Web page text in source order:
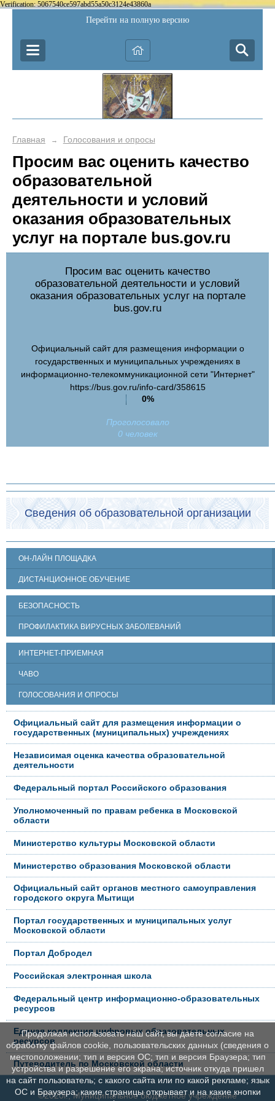
Verification: 5067540ce597abd55a50c3124e43860a
Перейти на полную версию
Главная → Голосования и опросы
Просим вас оценить качество
образовательной
деятельности и условий
оказания образовательных
услуг на портале bus.gov.ru
Просим вас оценить качество
образовательной деятельности и условий
оказания образовательных услуг на портале
bus.gov.ru
Официальный сайт для размещения информации о
государственных и муниципальных учреждениях в
информационно-телекоммуникационной сети "Интернет"
https://bus.gov.ru/info-card/358615
0%
Проголосовало
0 человек
Сведения об образовательной организации
ОН-ЛАЙН ПЛОЩАДКА
ДИСТАНЦИОННОЕ ОБУЧЕНИЕ
БЕЗОПАСНОСТЬ
ПРОФИЛАКТИКА ВИРУСНЫХ ЗАБОЛЕВАНИЙ
ИНТЕРНЕТ-ПРИЕМНАЯ
ЧАВО
ГОЛОСОВАНИЯ И ОПРОСЫ
Официальный сайт для размещения информации о
государственных (муниципальных) учреждениях
Независимая оценка качества образовательной
деятельности
Федеральный портал Российского образования
Уполномоченный по правам ребенка в Московской
области
Министерство культуры Московской области
Министерство образования Московской области
Официальный сайт органов местного самоуправления
городского округа Мытищи
Портал государственных и муниципальных услуг
Московской области
Портал Добродел
Российская электронная школа
Федеральный центр информационно-образовательных
ресурсов
Единая коллекция цифровых образовательных
ресурсов
Путеводитель по Московской области
©2020г., Муниципальное бюджетное учреждение
Продолжая использовать наш сайт, вы даете согласие на
обработку файлов cookie, пользовательских данных (сведения о
местоположении; тип и версия ОС; тип и версия Браузера; тип
устройства и разрешение его экрана; источник откуда пришел
на сайт пользователь; с какого сайта или по какой рекламе; язык
ОС и Браузера; какие страницы открывает и на какие кнопки